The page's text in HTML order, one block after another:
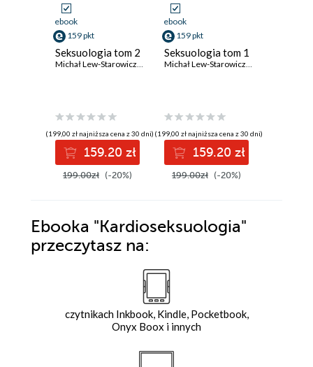
ebook
159 pkt
Seksuologia tom 2
Michał Lew-Starowicz
,Maria Beisert,Bartosz Grabski
(199,00 zł najniższa cena z 30 dni)
159.20 zł
199.00zł (-20%)
ebook
159 pkt
Seksuologia tom 1
Michał Lew-Starowicz
,Maria Beisert
(199,00 zł najniższa cena z 30 dni)
159.20 zł
199.00zł (-20%)
Ebooka "Kardioseksuologia"
przeczytasz na:
czytnikach Inkbook, Kindle, Pocketbook,
Onyx Boox i innych